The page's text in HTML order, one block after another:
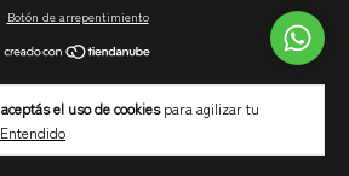
aceptás el uso de cookiespara agilizar tu
Entendido
Botón de arrepentimiento